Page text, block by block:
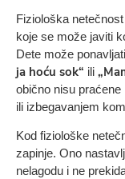
Fiziološka
koje se može javiti
Dete može
ja hoću sok“ ili
obično nisu
ili izbegavanjem
Kod fiziološke
zapinje. Ono
nelagodu i ne